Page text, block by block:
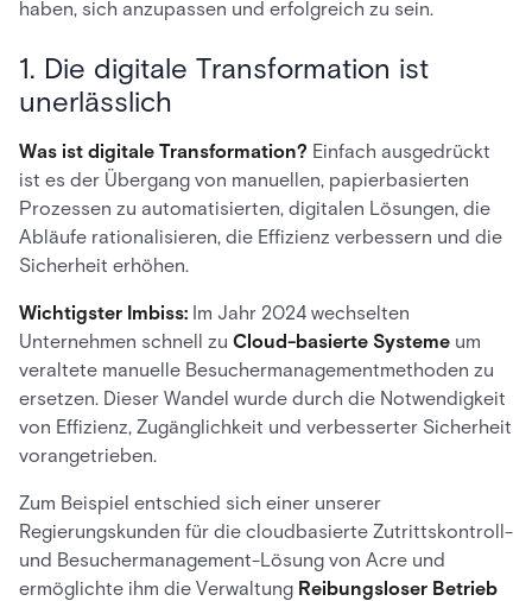
haben, sich anzupassen und erfolgreich zu sein.
1. Die digitale Transformation ist
unerlässlich
Was ist digitale Transformation? Einfach ausgedrückt
ist es der Übergang von manuellen, papierbasierten
Prozessen zu automatisierten, digitalen Lösungen, die
Abläufe rationalisieren, die Effizienz verbessern und die
Sicherheit erhöhen.
Wichtigster Imbiss: Im Jahr 2024 wechselten
Unternehmen schnell zu Cloud-basierte Systeme um
veraltete manuelle Besuchermanagementmethoden zu
ersetzen. Dieser Wandel wurde durch die Notwendigkeit
von Effizienz, Zugänglichkeit und verbesserter Sicherheit
vorangetrieben.
Zum Beispiel entschied sich einer unserer
Regierungskunden für die cloudbasierte Zutrittskontroll-
und Besuchermanagement-Lösung von Acre und
ermöglichte ihm die Verwaltung Reibungsloser Betrieb